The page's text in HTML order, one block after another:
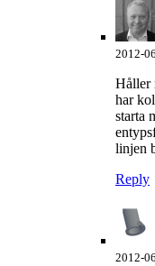
2012-
Håller
har
starta
linjen
Reply
2012-